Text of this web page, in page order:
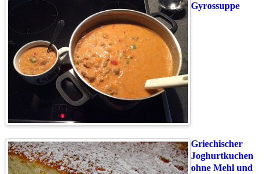
Gyrossuppe
Griechischer
Joghurtkuchen
ohne Mehl und